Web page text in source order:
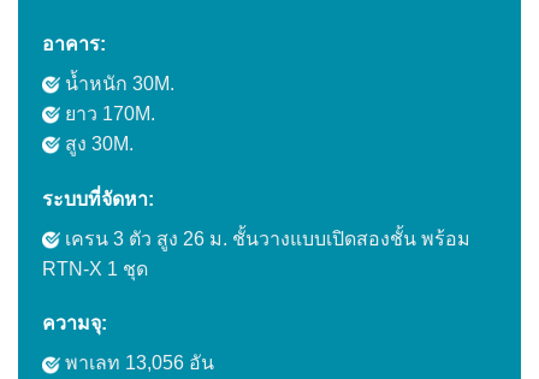
อาคาร:
น้ำหนัก 30M.
ยาว 170M.
สูง 30M.
ระบบที่จัดหา:
เครน 3 ตัว สูง 26 ม. ชั้นวางแบบเปิดสองชั้น พร้อม
RTN-X 1 ชุด
ความจุ:
พาเลท 13,056 อัน